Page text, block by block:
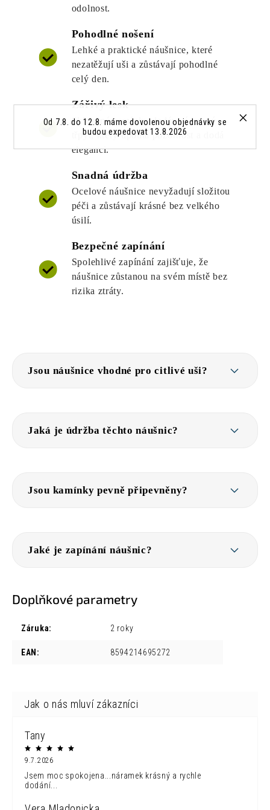
Od 7.8. do 12.8. máme dovolenou objednávky se
budou expedovat 13.8.2026
odolnost.
Pohodlné nošení
Lehké a praktické náušnice, které
nezatěžují uši a zůstávají pohodlné
celý den.
Zářivý lesk
Skleněné kamínky dodávají jemný
třpyt, který upoutá pozornost a dodá
eleganci.
Snadná údržba
Ocelové náušnice nevyžadují složitou
péči a zůstávají krásné bez velkého
úsilí.
Bezpečné zapínání
Spolehlivé zapínání zajišťuje, že
náušnice zůstanou na svém místě bez
rizika ztráty.
Jsou náušnice vhodné pro citlivé uši?
Jaká je údržba těchto náušnic?
Jsou kamínky pevně připevněny?
Jaké je zapínání náušnic?
Doplňkové parametry
Záruka: 2 roky
EAN : 8594214695272
Tany
9.7.2026
Jsem moc spokojena...náramek krásný a rychle
dodání...